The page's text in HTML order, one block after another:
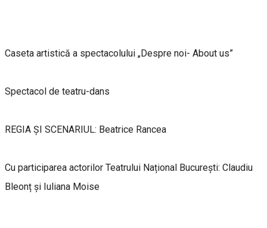
Caseta artistică a spectacolului „Despre noi- About us”
Spectacol de teatru-dans
REGIA ȘI SCENARIUL: Beatrice Rancea
Cu participarea actorilor Teatrului Național București: Claudiu
Bleonț și Iuliana Moise